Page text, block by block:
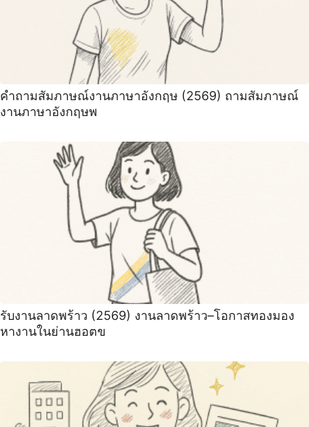
คําถามสัมภาษณ์งานภาษาอังกฤษ (2569) ถามสัมภาษณ์
งานภาษาอังกฤษพ
รับงานลาดพร้าว (2569) งานลาดพร้าว–โอกาสทองมอง
หางานในย่านฮอตข